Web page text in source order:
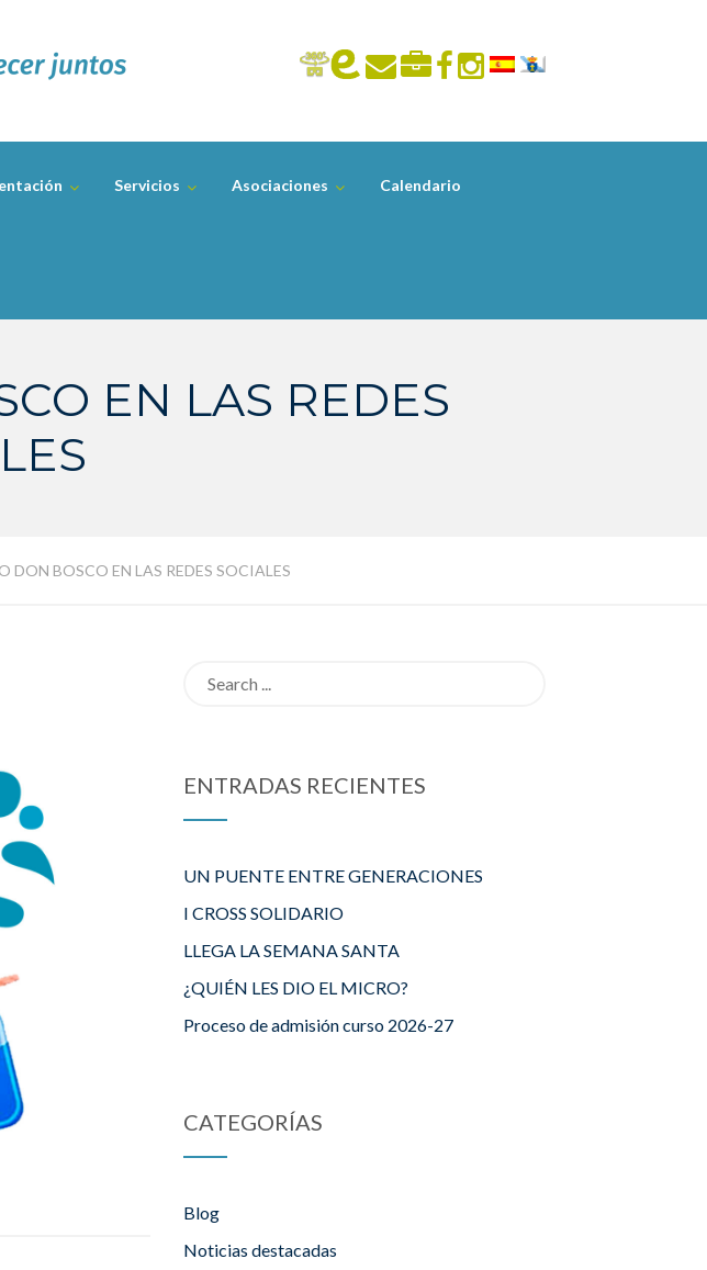
Servicios Asociaciones Calendario
EN LAS REDES
DON BOSCO EN LAS REDES SOCIALES
ENTRADAS RECIENTES
UN PUENTE ENTRE GENERACIONES
I CROSS SOLIDARIO
LLEGA LA SEMANA SANTA
¿QUIÉN LES DIO EL MICRO?
Proceso de admisión curso 2026-27
CATEGORÍAS
Blog
Noticias destacadas